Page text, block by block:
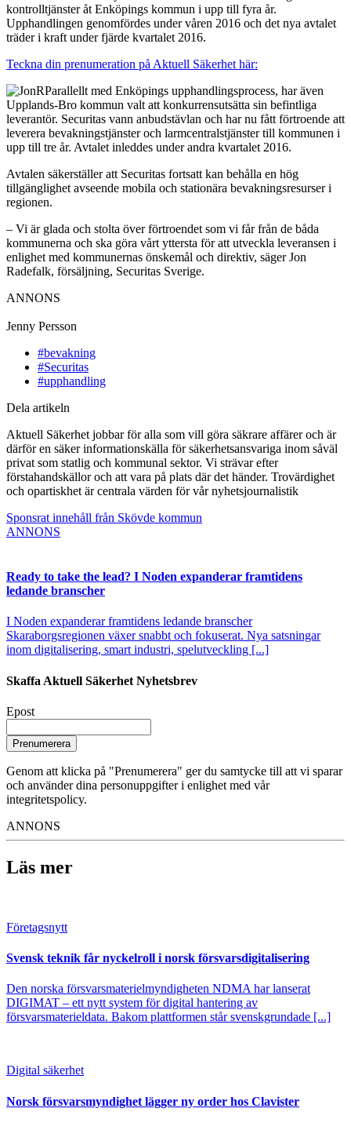
kontrolltjänster åt Enköpings kommun i upp till fyra år.
Upphandlingen genomfördes under våren 2016 och det nya avtalet
träder i kraft under fjärde kvartalet 2016.
Teckna din prenumeration på Aktuell Säkerhet här:
Parallellt med Enköpings upphandlingsprocess, har även
Upplands-Bro kommun valt att konkurrensutsätta sin befintliga
leverantör. Securitas vann anbudstävlan och har nu fått förtroende att
leverera bevakningstjänster och larmcentralstjänster till kommunen i
upp till tre år. Avtalet inleddes under andra kvartalet 2016.
Avtalen säkerställer att Securitas fortsatt kan behålla en hög
tillgänglighet avseende mobila och stationära bevakningsresurser i
regionen.
– Vi är glada och stolta över förtroendet som vi får från de båda
kommunerna och ska göra vårt yttersta för att utveckla leveransen i
enlighet med kommunernas önskemål och direktiv, säger Jon
Radefalk, försäljning, Securitas Sverige.
ANNONS
Jenny Persson
#bevakning
#Securitas
#upphandling
Dela artikeln
Aktuell Säkerhet jobbar för alla som vill göra säkrare affärer och är
därför en säker informationskälla för säkerhetsansvariga inom såväl
privat som statlig och kommunal sektor. Vi strävar efter
förstahandskällor och att vara på plats där det händer. Trovärdighet
och opartiskhet är centrala värden för vår nyhetsjournalistik
Sponsrat innehåll från Skövde kommun
ANNONS
Ready to take the lead? I Noden expanderar framtidens
ledande branscher
I Noden expanderar framtidens ledande branscher
Skaraborgsregionen växer snabbt och fokuserat. Nya satsningar
inom digitalisering, smart industri, spelutveckling [...]
Skaffa Aktuell Säkerhet Nyhetsbrev
Epost
Prenumerera
Genom att klicka på "Prenumerera" ger du samtycke till att vi sparar
och använder dina personuppgifter i enlighet med vår
integritetspolicy.
ANNONS
Läs mer
Företagsnytt
Svensk teknik får nyckelroll i norsk försvarsdigitalisering
Den norska försvarsmaterielmyndigheten NDMA har lanserat
DIGIMAT – ett nytt system för digital hantering av
försvarsmaterieldata. Bakom plattformen står svenskgrundade [...]
Digital säkerhet
Norsk försvarsmyndighet lägger ny order hos Clavister